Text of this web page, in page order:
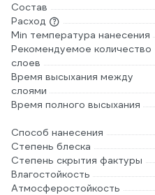
Состав
Расход
Min температура нанесения
Рекомендуемое количество
слоев
Время высыхания между
слоями
Время полного высыхания
Способ нанесения
Степень блеска
Степень скрытия фактуры
Влагостойкость
Атмосферостойкость